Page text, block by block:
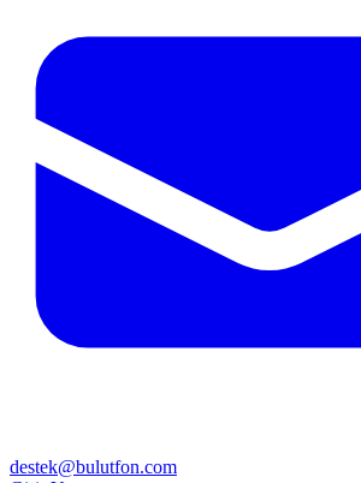
destek@bulutfon.com